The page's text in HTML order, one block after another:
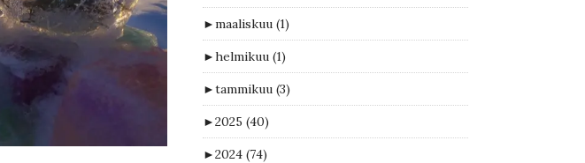
►maaliskuu (1)
►helmikuu (1)
►tammikuu (3)
►2025 (40)
►2024 (74)